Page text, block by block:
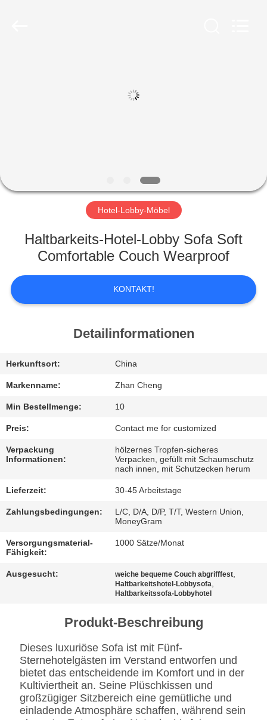
VR-
ÜBER
UNS
WERKSBESICHTIGUNG
BITTE
UM
EIN
ANGEBOT
DATENSCHUTZ-
BESTIMMUNGEN
Hotel-Lobby-Möbel
Haltbarkeits-Hotel-Lobby Sofa Soft
Comfortable Couch Wearproof
KONTAKT!
Detailinformationen
Herkunftsort: China
Markenname: Zhan Cheng
Min Bestellmenge: 10
Preis: Contact me for customized
Verpackung
Informationen:
hölzernes Tropfen-sicheres
Verpacken, gefüllt mit Schaumschutz
nach innen, mit Schutzecken herum
Lieferzeit: 30-45 Arbeitstage
Zahlungsbedingungen:
L/C, D/A, D/P, T/T, Western Union,
MoneyGram
Versorgungsmaterial-
Fähigkeit:
1000 Sätze/Monat
Ausgesucht: weiche bequeme Couch abgrifffest
Haltbarkeitshotel-Lobbysofa
Haltbarkeitssofa-Lobbyhotel
Produkt-Beschreibung
Dieses luxuriöse Sofa ist mit Fünf-
Sternehotelgästen im Verstand entworfen und
bietet das entscheidende im Komfort und in der
Kultiviertheit an. Seine Plüschkissen und
großzügiger Sitzbereich eine gemütliche und
einladende Atmosphäre schaffen, während sein